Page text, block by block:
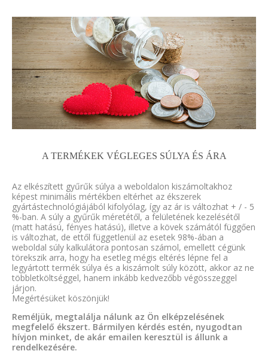
A TERMÉKEK VÉGLEGES SÚLYA ÉS ÁRA
Az elkészített gyűrűk súlya a weboldalon kiszámoltakhoz
képest minimális mértékben eltérhet az ékszerek
gyártástechnológiájából kifolyólag, így az ár is változhat + / - 5
%-ban. A súly a gyűrűk méretétől, a felületének kezelésétől
(matt hatású, fényes hatású), illetve a kövek számától függően
is változhat, de ettől függetlenül az esetek 98%-ában a
weboldal súly kalkulátora pontosan számol, emellett cégünk
törekszik arra, hogy ha esetleg mégis eltérés lépne fel a
legyártott termék súlya és a kiszámolt súly között, akkor az ne
többletköltséggel, hanem inkább kedvezőbb végösszeggel
járjon.
Megértésüket köszönjük!
Reméljük, megtalálja nálunk az Ön elképzelésének
megfelelő ékszert. Bármilyen kérdés estén, nyugodtan
hívjon minket, de akár emailen keresztül is állunk a
rendelkezésére.